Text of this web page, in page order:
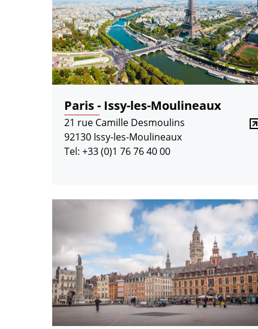
Paris - Issy-les-Moulineaux
21 rue Camille Desmoulins
92130 Issy-les-Moulineaux
Tel: +33 (0)1 76 76 40 00